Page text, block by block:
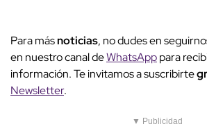
Para másnoticias, no dudes en
en nuestro canal deWhatsApppara
información. Te invitamos a suscribirte
Newsletter.
▼ Publicidad